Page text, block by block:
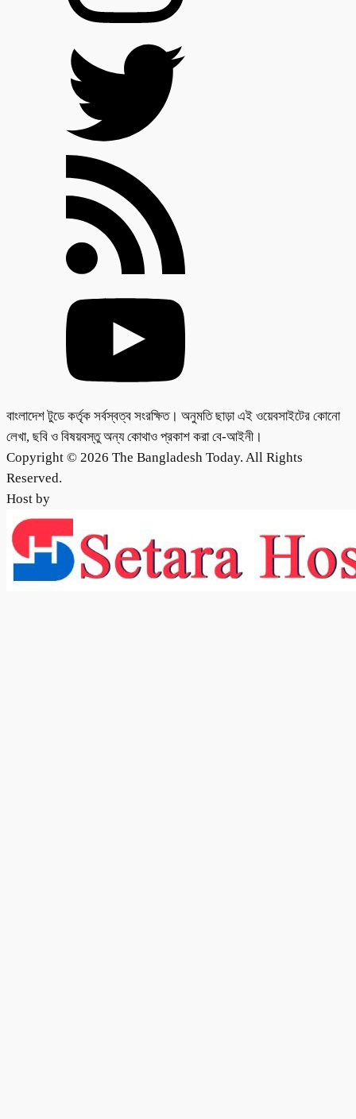
বাংলাদেশ টুডে কর্তৃক সর্বস্বত্ব সংরক্ষিত। অনুমতি ছাড়া এই ওয়েবসাইটের কোনো
লেখা, ছবি ও বিষয়বস্তু অন্য কোথাও প্রকাশ করা বে-আইনী।
Copyright © 2026 The Bangladesh Today. All Rights
Reserved.
Host by